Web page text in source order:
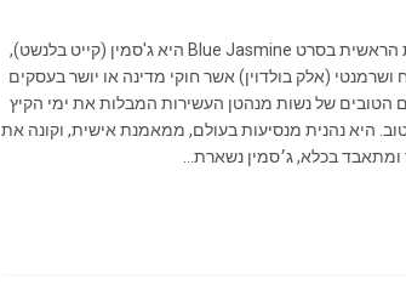
אזהרה: פה ושם שזור בסרט הומור אבל בפירוש לא מדובר בקומדיה… הדמות הראשית בסרט Blue Jasmine היא ג'סמין (קייט בלנשט),
(אלק בולדוין) אשר חוקי מדינה או יושר בעסקים
הטובים של נשות מנהטן העשירות המבלות את ימי הקיץ
היא נהנית מנסיעות בעולם, ממאמנת אישית, וקונה את
בכלא, ג׳סמין נשארת…